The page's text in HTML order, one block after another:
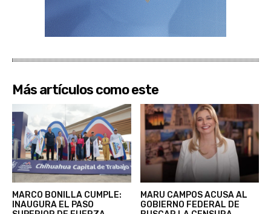
Más artículos como este
MARCO BONILLA CUMPLE:
INAUGURA EL PASO
MARU CAMPOS ACUSA AL
GOBIERNO FEDERAL DE